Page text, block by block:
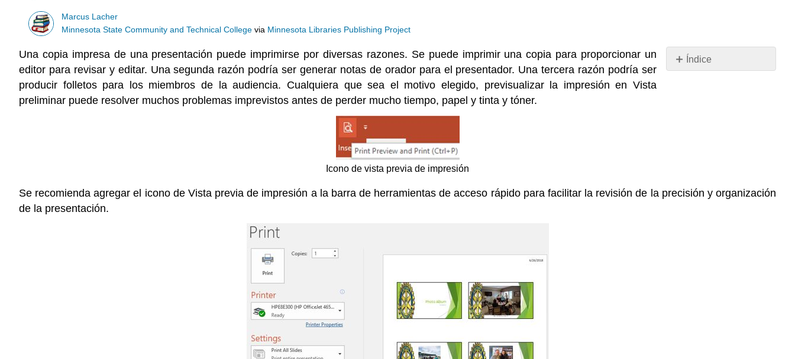
Marcus Lacher
Minnesota State Community and Technical College via Minnesota Libraries Publishing Project
Índice
Una copia impresa de una presentación puede imprimirse por diversas razones. Se puede imprimir una copia para proporcionar un
editor para revisar y editar. Una segunda razón podría ser generar notas de orador para el presentador. Una tercera razón podría ser
producir folletos para los miembros de la audiencia. Cualquiera que sea el motivo elegido, previsualizar la impresión en Vista
preliminar puede resolver muchos problemas imprevistos antes de perder mucho tiempo, papel y tinta y tóner.
Icono de vista previa de impresión
Se recomienda agregar el icono de Vista previa de impresión a la barra de herramientas de acceso rápido para facilitar la revisión de la precisión y organización
de la presentación.